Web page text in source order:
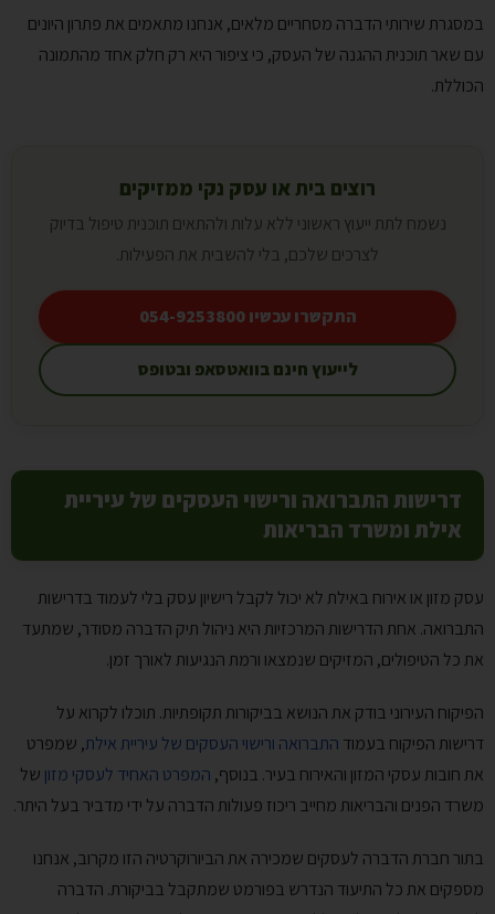
במסגרת שירותי הדברה מסחריים מלאים, אנחנו מתאמים את פתרון היונים
עם שאר תוכנית ההגנה של העסק, כי ציפור היא רק חלק אחד מהתמונה
הכוללת.
רוצים בית או עסק נקי ממזיקים
נשמח לתת ייעוץ ראשוני ללא עלות ולהתאים תוכנית טיפול בדיוק
לצרכים שלכם, בלי להשבית את הפעילות.
התקשרו עכשיו 054-9253800
לייעוץ חינם בוואטסאפ ובטופס
דרישות התברואה ורישוי העסקים של עיריית
אילת ומשרד הבריאות
עסק מזון או אירוח באילת לא יכול לקבל רישיון עסק בלי לעמוד בדרישות
התברואה. אחת הדרישות המרכזיות היא ניהול תיק הדברה מסודר, שמתעד
את כל הטיפולים, המזיקים שנמצאו ורמת הנגיעות לאורך זמן.
הפיקוח העירוני בודק את הנושא בביקורות תקופתיות. תוכלו לקרוא על
דרישות הפיקוח בעמוד התברואה ורישוי העסקים של עיריית אילת, שמפרט
את חובות עסקי המזון והאירוח בעיר. בנוסף, המפרט האחיד לעסקי מזון של
משרד הפנים והבריאות מחייב ריכוז פעולות הדברה על ידי מדביר בעל היתר.
בתור חברת הדברה לעסקים שמכירה את הביורוקרטיה הזו מקרוב, אנחנו
מספקים את כל התיעוד הנדרש בפורמט שמתקבל בביקורת. הדברה